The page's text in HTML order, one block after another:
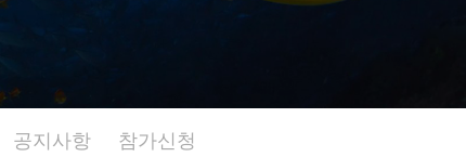
공지사항 참가신청